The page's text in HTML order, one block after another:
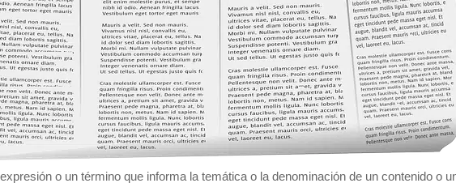
o un término que informa la temática o la denominación de un contenido o